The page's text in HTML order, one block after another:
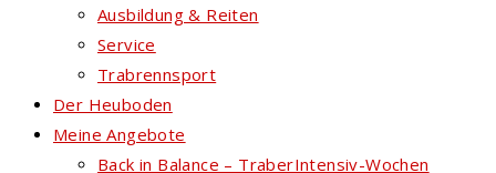
Ausbildung & Reiten
Service
Trabrennsport
Der Heuboden
Meine Angebote
Back in Balance – TraberIntensiv-Wochen